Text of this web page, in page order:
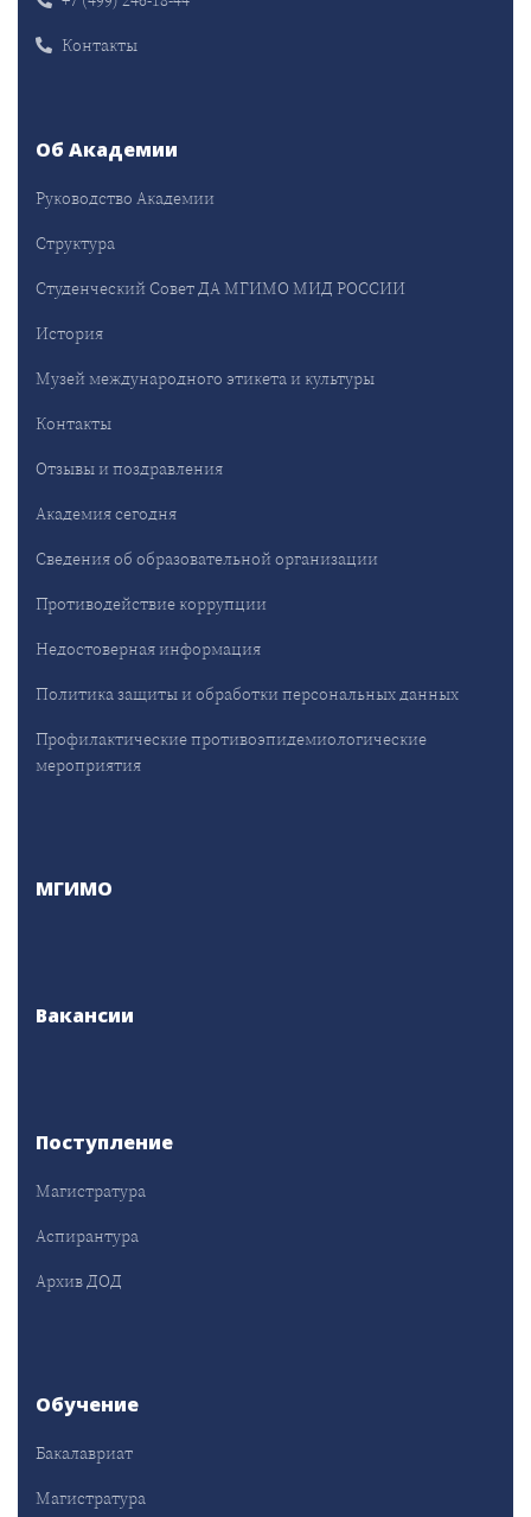
Контакты
Об Академии
Руководство Академии
Структура
Студенческий Совет ДА МГИМО МИД РОССИИ
История
Музей международного этикета и культуры
Контакты
Отзывы и поздравления
Академия сегодня
Сведения об образовательной организации
Противодействие коррупции
Недостоверная информация
Политика защиты и обработки персональных данных
Профилактические противоэпидемиологические
мероприятия
МГИМО
Вакансии
Поступление
Магистратура
Аспирантура
Архив ДОД
Обучение
Бакалавриат
Магистратура